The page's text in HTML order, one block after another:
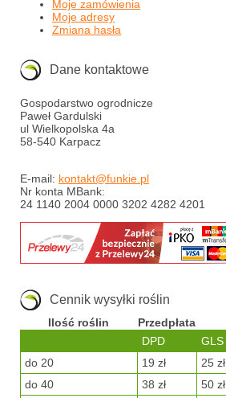
Moje zamówienia
Moje adresy
Zmiana hasła
Dane kontaktowe
Gospodarstwo ogrodnicze
Paweł Gardulski
ul Wielkopolska 4a
58-540 Karpacz
E-mail: kontakt@funkie.pl
Nr konta MBank:
24 1140 2004 0000 3202 4282 4201
Cennik wysyłki roślin
Ilość roślin Przedpłata
DPD
GLS
do 20
19 zł 25 zł
do 40
38 zł 50 zł